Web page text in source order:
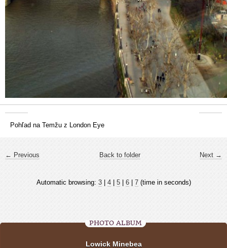
Pohľad na Temžu z London Eye
← Previous Next →
Back to folder
Automatic browsing: 3| 4| 5| 6| 7(time in seconds)
PHOTO ALBUM
Lowick Minebea